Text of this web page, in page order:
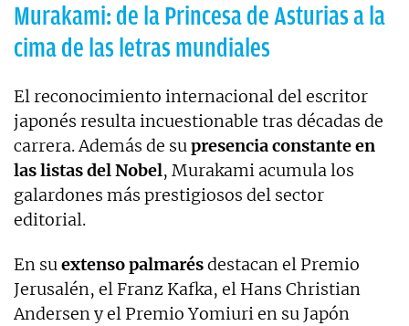
Murakami: de la Princesa de Asturias a la
cima de las letras mundiales
El reconocimiento internacional del escritor
japonés resulta incuestionable tras décadas de
carrera. Además de supresencia constante en
las listas del Nobel, Murakami acumula los
galardones más prestigiosos del sector
editorial.
En suextenso palmarésdestacan el Premio
Jerusalén, el Franz Kafka, el Hans Christian
Andersen y el Premio Yomiuri en su Japón